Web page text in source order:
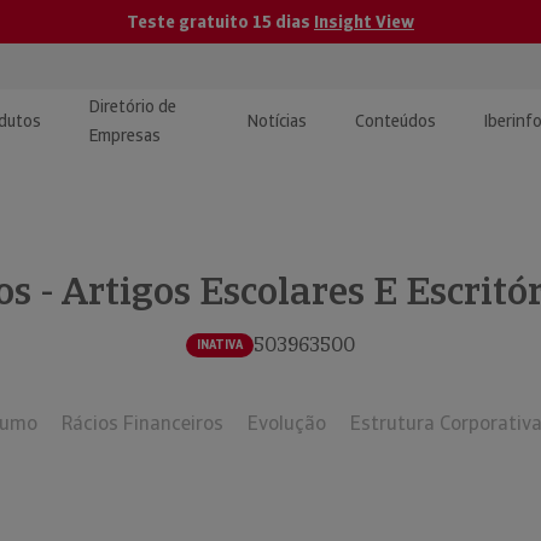
Teste gratuito 15 dias Insight View
e Monitorização de
Diretório de
Empresas
Notícias Conteúdos
| Estudos e
- Artigos Escolares E
INATIVA 503963500
Rácios Financeiros Evolução Estrutura Corporativa